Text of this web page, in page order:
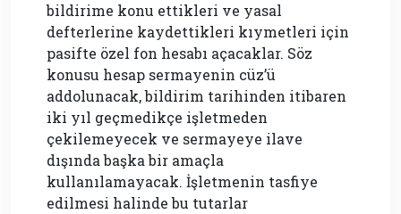
bildirime konu ettikleri ve yasal
defterlerine kaydettikleri kıymetleri için
pasifte özel fon hesabı açacaklar. Söz
konusu hesap sermayenin cüz’ü
addolunacak, bildirim tarihinden itibaren
iki yıl geçmedikçe işletmeden
çekilemeyecek ve sermayeye ilave
dışında başka bir amaçla
kullanılamayacak. İşletmenin tasfiye
edilmesi halinde bu tutarlar